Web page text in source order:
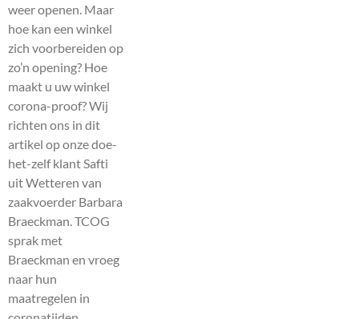
weer openen. Maar
hoe kan een winkel
zich voorbereiden op
zo’n opening? Hoe
maakt u uw winkel
corona-proof? Wij
richten ons in dit
artikel op onze doe-
het-zelf klant Safti
uit Wetteren van
zaakvoerder Barbara
Braeckman. TCOG
sprak met
Braeckman en vroeg
naar hun
maatregelen in